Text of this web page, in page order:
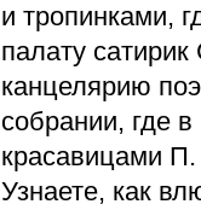
и тропинками,
палату
канцелярию
собрании, где
красавицами
Узнаете, как